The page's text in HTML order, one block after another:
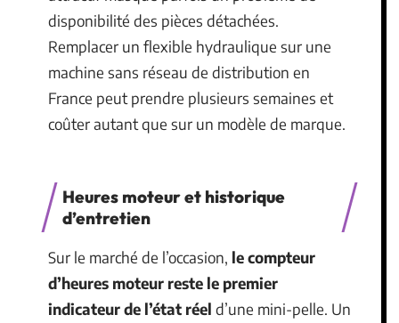
disponibilité des pièces détachées.
Remplacer un flexible hydraulique sur une
machine sans réseau de distribution en
France peut prendre plusieurs semaines et
coûter autant que sur un modèle de marque.
Heures moteur et historique
d’entretien
Sur le marché de l’occasion, le compteur
d’heures moteur reste le premier
indicateur de l’état réel d’une mini-pelle. Un